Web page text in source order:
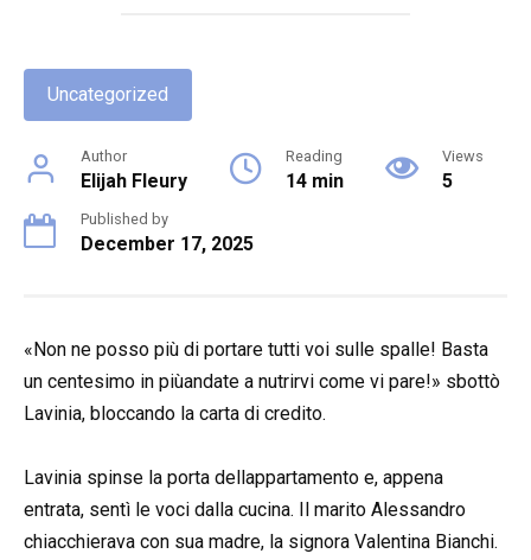
Uncategorized
Author
Elijah Fleury
Reading
14 min
Views
5
Published by
December 17, 2025
«Non ne posso più di portare tutti voi sulle spalle! Basta
un centesimo in piùandate a nutrirvi come vi pare!» sbottò
Lavinia, bloccando la carta di credito.
Lavinia spinse la porta dellappartamento e, appena
entrata, sentì le voci dalla cucina. Il marito Alessandro
chiacchierava con sua madre, la signora Valentina Bianchi.